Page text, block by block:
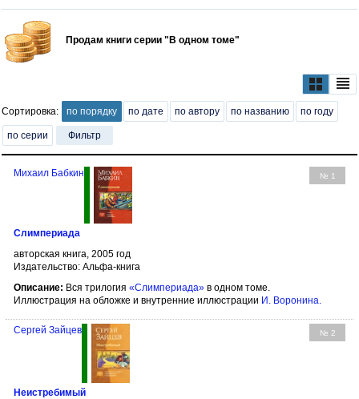
Продам книги серии "В одном томе"
Сортировка: по порядку по дате по автору по названию по году
по серии Фильтр
№ 1
Михаил Бабкин
Слимпериада
авторская книга, 2005 год
Издательство: Альфа-книга
Описание: Вся трилогия «Слимпериада» в одном томе.
Иллюстрация на обложке и внутренние иллюстрации И. Воронина.
№ 2
Сергей Зайцев
Неистребимый